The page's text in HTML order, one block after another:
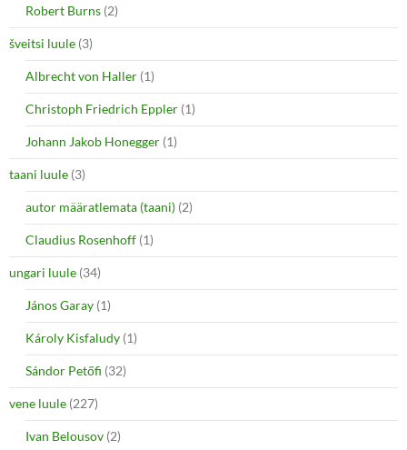
Robert Burns (2)
šveitsi luule (3)
Albrecht von Haller (1)
Christoph Friedrich Eppler (1)
Johann Jakob Honegger (1)
taani luule (3)
autor määratlemata (taani) (2)
Claudius Rosenhoff (1)
ungari luule (34)
János Garay (1)
Károly Kisfaludy (1)
Sándor Petőfi (32)
vene luule (227)
Ivan Belousov (2)